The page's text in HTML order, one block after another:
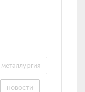
металлургия
новости